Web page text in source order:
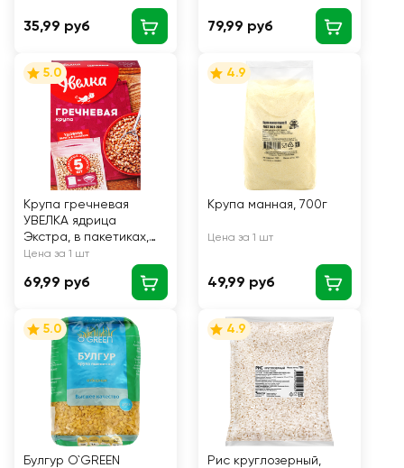
35,99 руб 79,99 руб
5.0
Крупа гречневая
УВЕЛКА ядрица
Экстра, в пакетиках,
5х80г
Цена за 1 шт
69,99 руб
4.9
Крупа манная, 700г
Цена за 1 шт
49,99 руб
5.0
Булгур O`GREEN
4.9
Рис круглозерный,